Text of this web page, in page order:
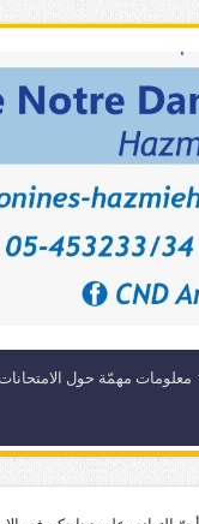
معلومات مهمّة حول